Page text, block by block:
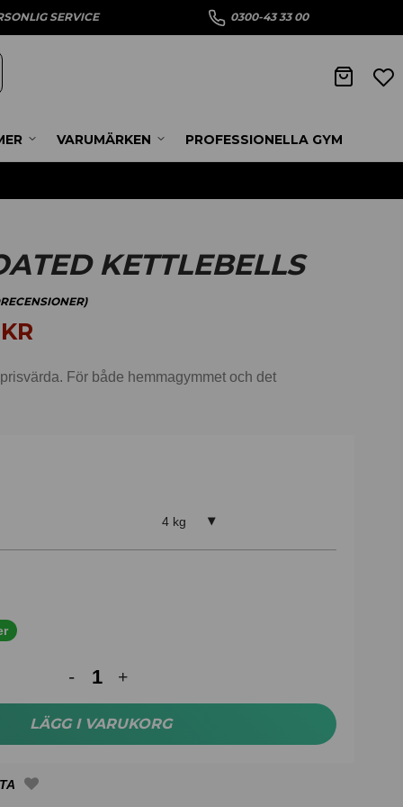
SERVICE 0300-43 33 00
VARUMÄRKEN PROFESSIONELLA GYM
KETTLEBELLS
KR
För både hemmagymmet och det
4 kg
LÄGG I VARUKORG